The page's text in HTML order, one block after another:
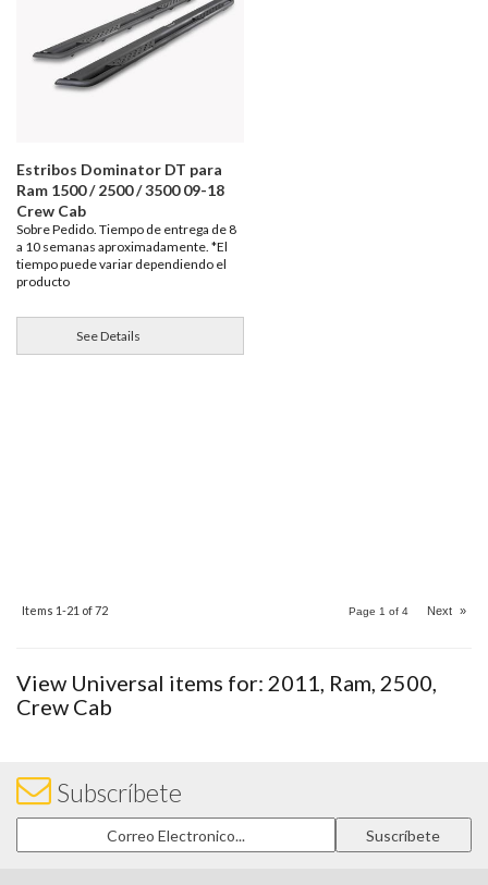
Estribos Dominator DT para
Ram 1500 / 2500 / 3500 09-18
Crew Cab
Sobre Pedido. Tiempo de entrega de 8
a 10 semanas aproximadamente. *El
tiempo puede variar dependiendo el
producto
See Details
Items 1-21 of72 Page 1 of 4 Next »
View Universal items for: 2011, Ram, 2500,
Crew Cab
Subscríbete